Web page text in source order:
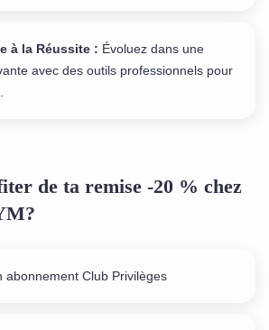
à la Réussite : Évoluez dans une
avec des outils professionnels pour
de ta remise -20 % chez
abonnement Club Privilèges